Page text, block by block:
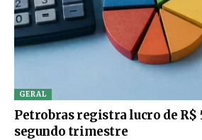
GERAL
Petrobras registra lucro de R$
segundo trimestre